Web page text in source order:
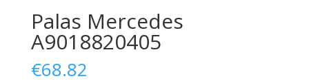
Palas Mercedes
A9018820405
€68.82